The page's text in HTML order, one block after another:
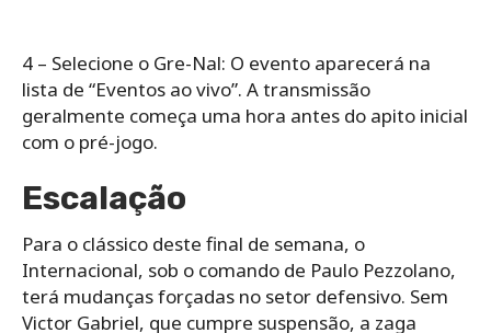
4 – Selecione o Gre-Nal: O evento aparecerá na
lista de “Eventos ao vivo”. A transmissão
geralmente começa uma hora antes do apito inicial
com o pré-jogo.
Escalação
Para o clássico deste final de semana, o
Internacional, sob o comando de Paulo Pezzolano,
terá mudanças forçadas no setor defensivo. Sem
Victor Gabriel, que cumpre suspensão, a zaga